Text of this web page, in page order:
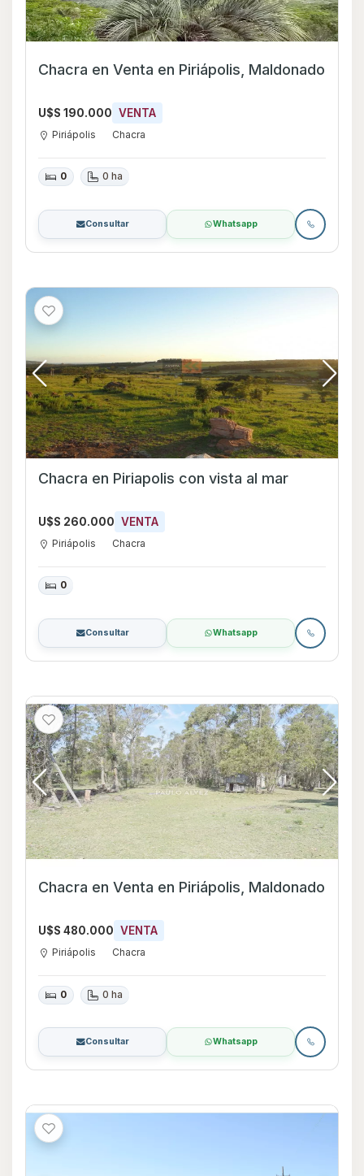
Chacra en Venta en Piriápolis, Maldonado
U$S 190.000 VENTA
Piriápolis Chacra
0 0 ha
Consultar Whatsapp
Chacra en Piriapolis con vista al mar
U$S 260.000 VENTA
Piriápolis Chacra
0
Consultar Whatsapp
Chacra en Venta en Piriápolis, Maldonado
U$S 480.000 VENTA
Piriápolis Chacra
0 0 ha
Consultar Whatsapp